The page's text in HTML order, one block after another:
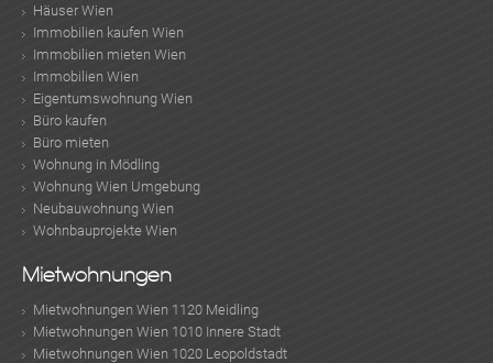
Häuser Wien
Immobilien kaufen Wien
Immobilien mieten Wien
Immobilien Wien
Eigentumswohnung Wien
Büro kaufen
Büro mieten
Wohnung in Mödling
Wohnung Wien Umgebung
Neubauwohnung Wien
Wohnbauprojekte Wien
Mietwohnungen
Mietwohnungen Wien 1120 Meidling
Mietwohnungen Wien 1010 Innere Stadt
Mietwohnungen Wien 1020 Leopoldstadt